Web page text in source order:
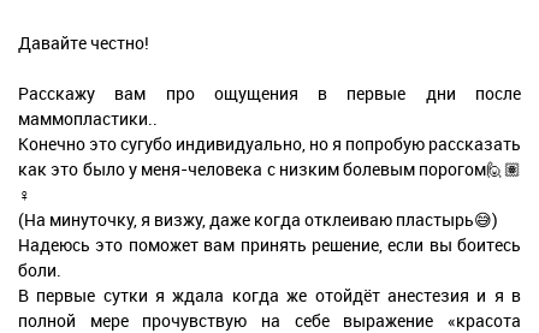
Давайте честно!
Расскажу вам про ощущения в первые дни после
маммопластики..
Конечно это сугубо индивидуально, но я попробую рассказать
как это было у меня-человека с низким болевым порогом🙋🏽
♀️
(На минуточку, я визжу, даже когда отклеиваю пластырь😅)
Надеюсь это поможет вам принять решение, если вы боитесь
боли.
В первые сутки я ждала когда же отойдёт анестезия и я в
полной мере прочувствую на себе выражение «красота